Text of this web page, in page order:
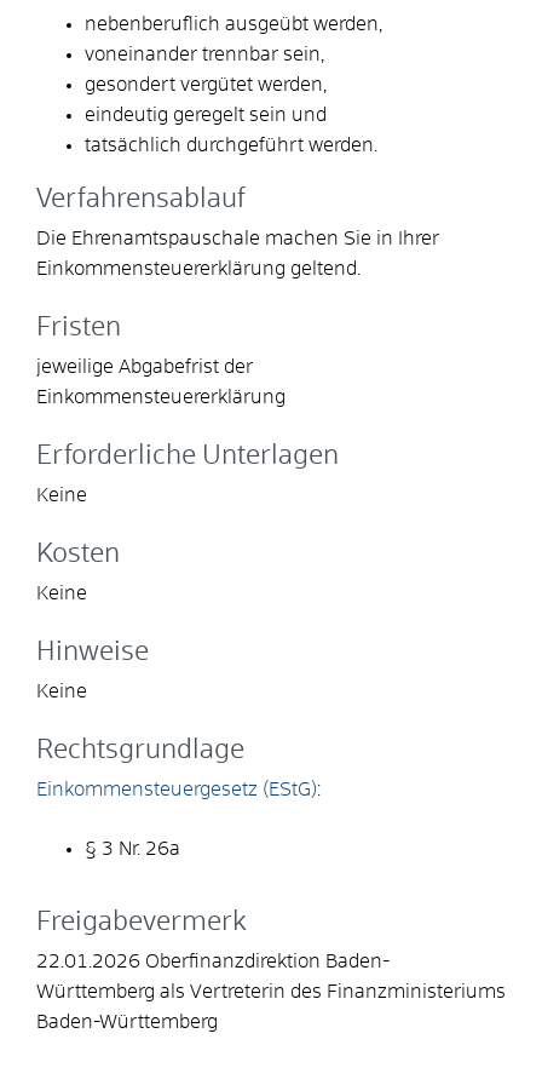
nebenberuflich ausgeübt werden,
voneinander trennbar sein,
gesondert vergütet werden,
eindeutig geregelt sein und
tatsächlich durchgeführt werden.
Verfahrensablauf
Die Ehrenamtspauschale machen Sie in Ihrer
Einkommensteuererklärung geltend.
Fristen
jeweilige Abgabefrist der
Einkommensteuererklärung
Erforderliche Unterlagen
Keine
Kosten
Keine
Hinweise
Keine
Rechtsgrundlage
Einkommensteuergesetz (EStG):
§ 3 Nr. 26a
Freigabevermerk
22.01.2026 Oberfinanzdirektion Baden-
Württemberg als Vertreterin des Finanzministeriums
Baden-Württemberg